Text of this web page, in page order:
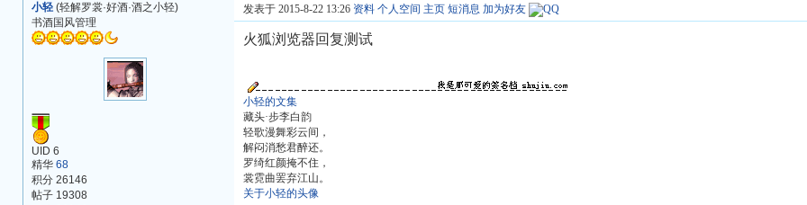
小轻 (轻解罗裳·好酒·酒之小轻)
书酒国风管理
UID 6
精华 68
积分 26146
帖子 19308
发表于 2015-8-22 13:26 资料 个人空间 主页 短消息 加为好友
火狐浏览器回复测试
小轻的文集
藏头·步李白韵
轻歌漫舞彩云间，
解闷消愁君醉还。
罗绮红颜掩不住，
裳霓曲罢弃江山。
关于小轻的头像